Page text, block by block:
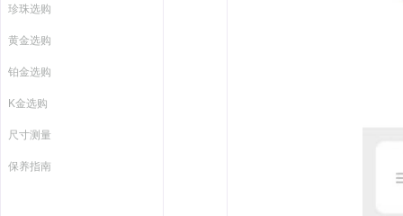
珍珠选购
黄金选购
铂金选购
K金选购
尺寸测量
保养指南